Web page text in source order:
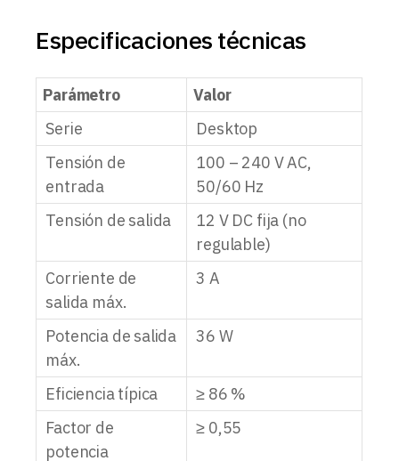
Especificaciones técnicas
Parámetro
Valor
Serie
Desktop
Tensión de
entrada
100 – 240 V AC,
50/60 Hz
Tensión de salida
12 V DC fija (no
regulable)
Corriente de
salida máx.
3 A
Potencia de salida
máx.
36 W
Eficiencia típica
≥ 86 %
Factor de
potencia
≥ 0,55